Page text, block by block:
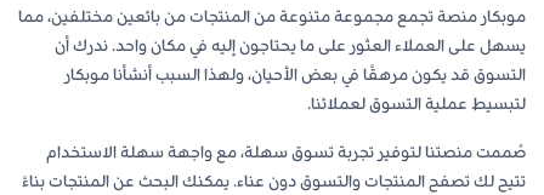
موبكار منصة تجمع مجموعة متنوعة من المنتجات من بائعين مختلفين، مما
يسهل على العملاء العثور على ما يحتاجون إليه في مكان واحد. ندرك أن
التسوق قد يكون مرهقًا في بعض الأحيان، ولهذا السبب أنشأنا موبكار
لتبسيط عملية التسوق لعملائنا.
صُممت منصتنا لتوفير تجربة تسوق سهلة، مع واجهة سهلة الاستخدام
تتيح لك تصفح المنتجات والتسوق دون عناء. يمكنك البحث عن المنتجات بناءً